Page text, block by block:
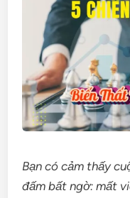
Bạn có cảm thấy
đấm bất ngờ: mất